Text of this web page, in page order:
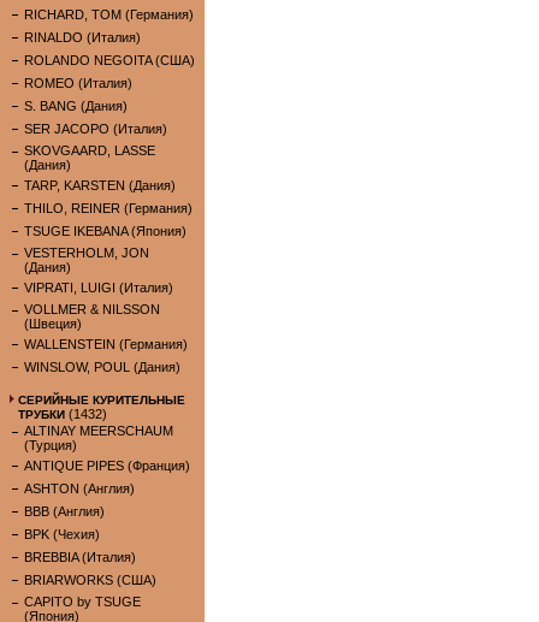
RICHARD, TOM (Германия)
RINALDO (Италия)
ROLANDO NEGOITA (США)
ROMEO (Италия)
S. BANG (Дания)
SER JACOPO (Италия)
SKOVGAARD, LASSE
(Дания)
TARP, KARSTEN (Дания)
THILO, REINER (Германия)
TSUGE IKEBANA (Япония)
VESTERHOLM, JON
(Дания)
VIPRATI, LUIGI (Италия)
VOLLMER & NILSSON
(Швеция)
WALLENSTEIN (Германия)
WINSLOW, POUL (Дания)
СЕРИЙНЫЕ КУРИТЕЛЬНЫЕ
ТРУБКИ (1432)
ALTINAY MEERSCHAUM
(Турция)
ANTIQUE PIPES (Франция)
ASHTON (Англия)
BBB (Англия)
BPK (Чехия)
BREBBIA (Италия)
BRIARWORKS (США)
CAPITO by TSUGE
(Япония)